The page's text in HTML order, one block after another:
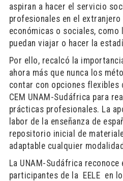
aspiran a hacer el servicio
profesionales en el
económicas o sociales, como
puedan viajar o hacer la
Por ello, recalcó la
ahora más que nunca los
contar con opciones flexibles
CEM UNAM-Sudáfrica para
prácticas profesionales. La
labor de la enseñanza de
repositorio inicial de
adaptable cualquier
La UNAM-Sudáfrica
participantes de la EELE en